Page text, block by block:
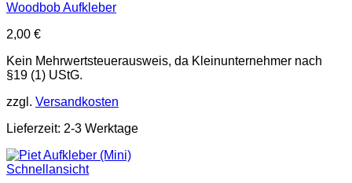
Woodbob Aufkleber
2,00 €
Kein Mehrwertsteuerausweis, da Kleinunternehmer nach
§19 (1) UStG.
zzgl. Versandkosten
Lieferzeit: 2-3 Werktage
Schnellansicht